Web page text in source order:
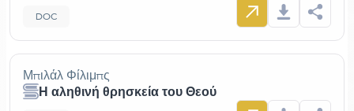
DOC
Μπιλάλ Φίλιμπς
Η αληθινή θρησκεία του Θεού